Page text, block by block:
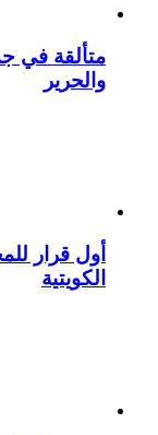
متألقة في
والحرير
أول قرار
الكويتية